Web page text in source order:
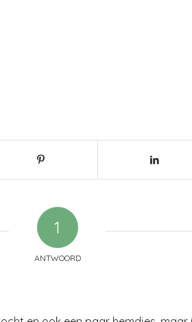
1
ANTWOORD